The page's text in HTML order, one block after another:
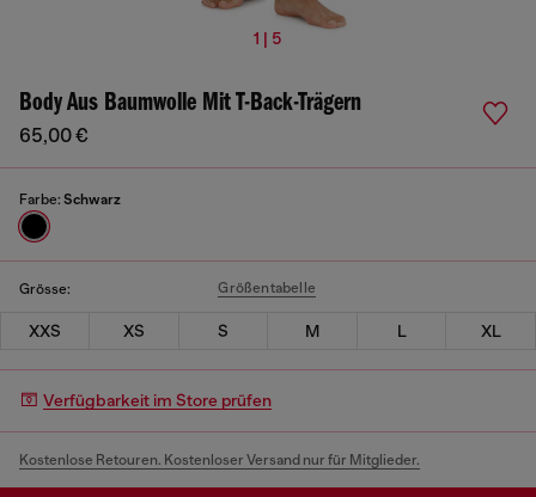
1 | 5
Body Aus Baumwolle Mit T-Back-Trägern
65,00 €
Farbe: Schwarz
Grösse: Größentabelle
XXS XS S M L XL
Verfügbarkeit im Store prüfen
Kostenlose Retouren. Kostenloser Versand nur für Mitglieder.